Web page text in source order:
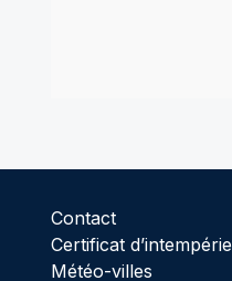
Contact
Certificat d’intempérie
Météo-villes